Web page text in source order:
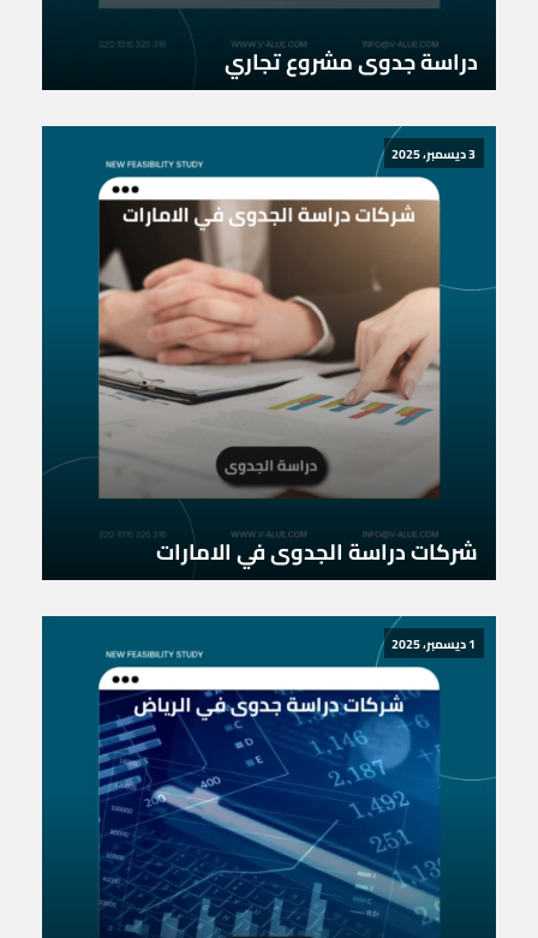
دراسة جدوى مشروع تجاري
3 ديسمبر، 2025
شركات دراسة الجدوى في الامارات
1 ديسمبر، 2025